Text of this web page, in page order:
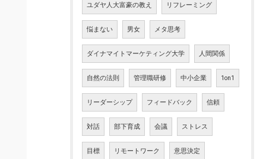
ユダヤ人大富豪の教え リフレーミング
悩まない 男女 メタ思考
ダイナマイトマーケティング大学 人間関係
自然の法則 管理職研修 中小企業 1on1
リーダーシップ フィードバック 信頼
対話 部下育成 会議 ストレス
目標 リモートワーク 意思決定